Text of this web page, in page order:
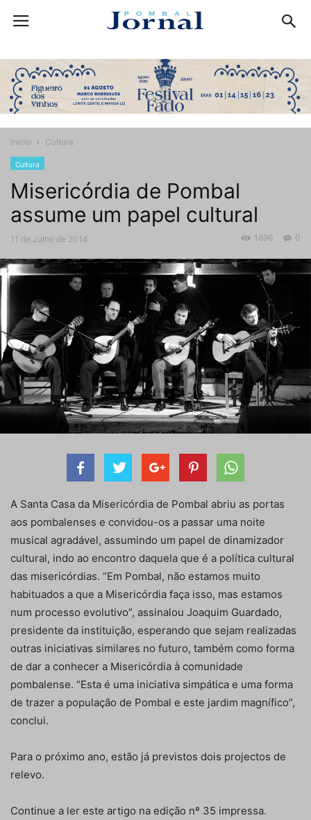
Início Cultura
Cultura
Misericórdia de Pombal
assume um papel cultural
11 de Julho de 2014 0
1896
A Santa Casa da Misericórdia de Pombal abriu as portas
aos pombalenses e convidou-os a passar uma noite
musical agradável, assumindo um papel de dinamizador
cultural, indo ao encontro daquela que é a política cultural
das misericórdias. “Em Pombal, não estamos muito
habituados a que a Misericórdia faça isso, mas estamos
num processo evolutivo”, assinalou Joaquim Guardado,
presidente da instituição, esperando que sejam realizadas
outras iniciativas similares no futuro, também como forma
de dar a conhecer a Misericórdia à comunidade
pombalense. “Esta é uma iniciativa simpática e uma forma
de trazer a população de Pombal e este jardim magnífico”,
conclui.
Para o próximo ano, estão já previstos dois projectos de
relevo.
Continue a ler este artigo na edição nº 35 impressa.